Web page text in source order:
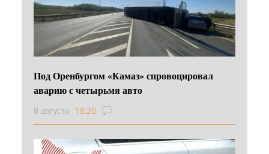
Под Оренбургом «Камаз» спровоцировал
аварию с четырьмя авто
8 августа 18:20